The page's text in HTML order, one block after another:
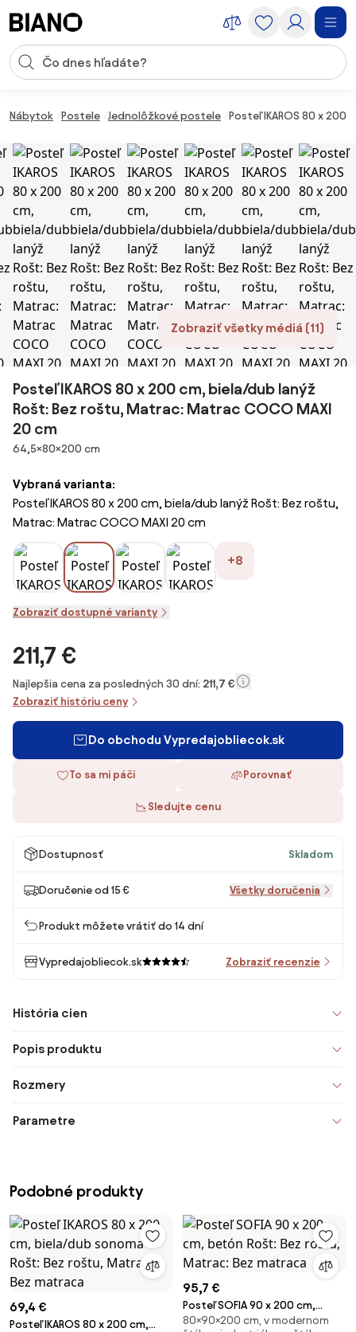
Vstup pre vyhľadávanie
Nábytok Postele Jednolôžkové postele Posteľ IKAROS 80 x
Zobraziť všetky médiá (11)
Posteľ IKAROS 80 x 200 cm, biela/dub lanýž
Rošt: Bez roštu, Matrac: Matrac COCO MAXI
20 cm
Rozmery
64,5×80×200 cm
Vybraná varianta:
Posteľ IKAROS 80 x 200 cm, biela/dub lanýž Rošt: Bez roštu,
Matrac: Matrac COCO MAXI 20 cm
+8
Zobraziť dostupné varianty
211,7 €
Najlepšia cena za posledných 30 dní: 211,7 €
Zobraziť históriu ceny
Do obchodu Vypredajobliecok.sk
To sa mi páči Porovnať
Sledujte cenu
Dostupnosť Skladom
Doručenie od 15 € Všetky doručenia
Produkt môžete vrátiť do 14 dní
Vypredajobliecok.sk Zobraziť recenzie
História cien
Popis produktu
Rozmery
Parametre
Podobné produkty
69,4 €
Posteľ IKAROS 80 x 200 cm,
95,7 €
Posteľ SOFIA 90 x 200 cm,
betón Rošt: Bez roštu, Matrac:
80×90×200 cm, v modernom